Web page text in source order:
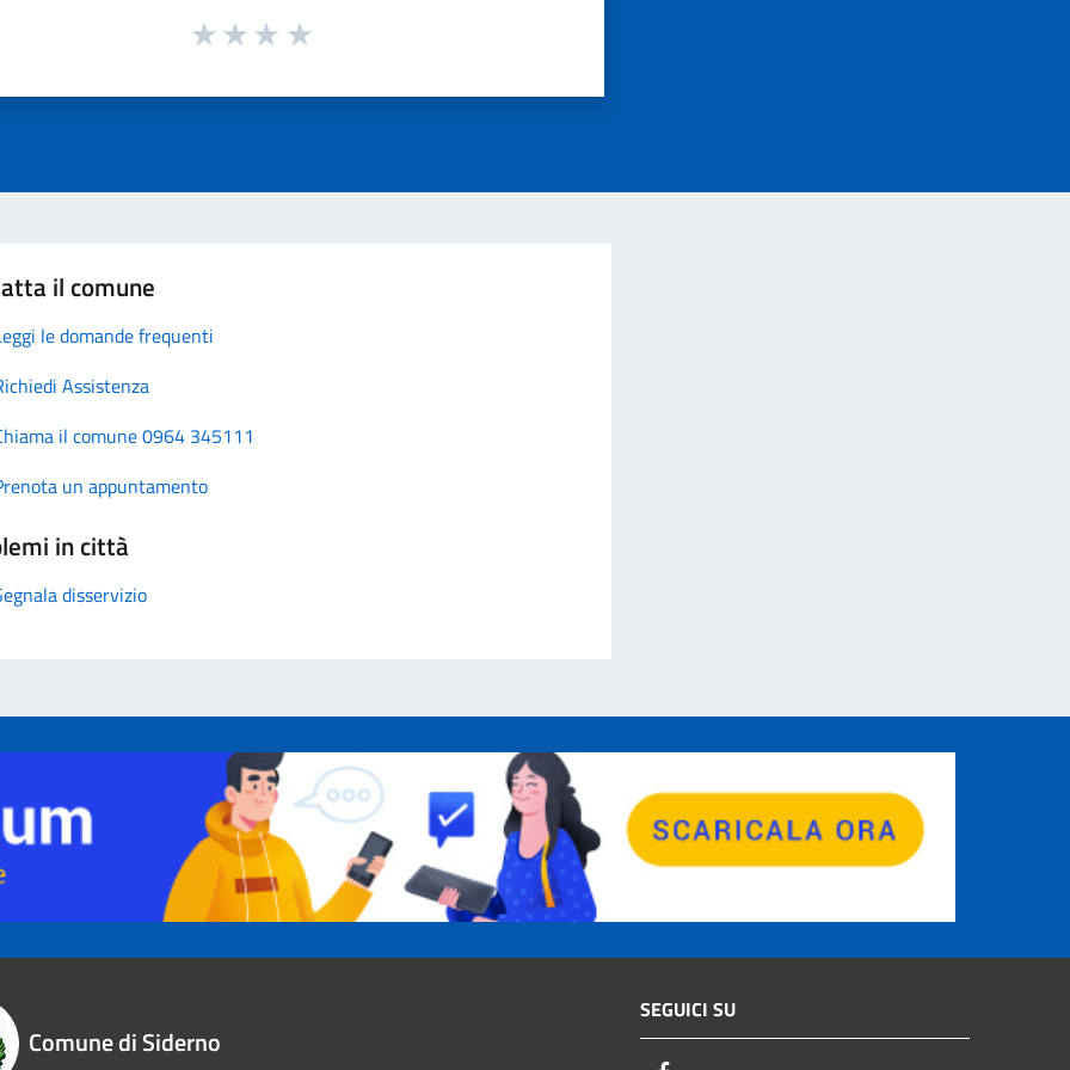
il comune
le domande frequenti
Assistenza
il comune 0964 345111
un appuntamento
in città
disservizio
Comune di Siderno
SEGUICI SU